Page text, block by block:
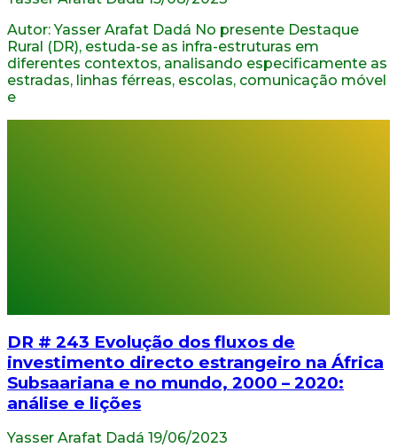
Autor: Yasser Arafat Dadá No presente Destaque
Rural (DR), estuda-se as infra-estruturas em
diferentes contextos, analisando especificamente as
estradas, linhas férreas, escolas, comunicação móvel
e
DR # 243 Evolução dos fluxos de
investimento directo estrangeiro na África
Subsaariana e no mundo, 2000 – 2020:
análise e lições
Yasser Arafat Dadá 19/06/2023